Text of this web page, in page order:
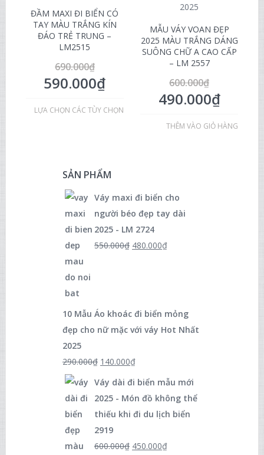
GIÁ!
ĐẦM MAXI ĐI BIỂN CÓ
TAY MÀU TRẮNG KÍN
ĐÁO TRẺ TRUNG –
LM2515
690.000₫
590.000₫
LỰA CHỌN CÁC TÙY CHỌN
MẪU VÁY VOAN ĐẸP
2025 MÀU TRẮNG DÁNG
SUÔNG CHỮ A CAO CẤP
– LM 2557
600.000₫
490.000₫
THÊM VÀO GIỎ HÀNG
SẢN PHẨM
Váy maxi đi biển cho
người béo đẹp tay dài
2025 - LM 2724
550.000₫ 480.000₫
10 Mẫu Áo khoác đi biển mỏng
đẹp cho nữ mặc với váy Hot Nhất
2025
290.000₫ 140.000₫
Váy dài đi biển mẫu mới
2025 - Món đồ không thể
thiếu khi đi du lịch biển
2919
600.000₫ 450.000₫